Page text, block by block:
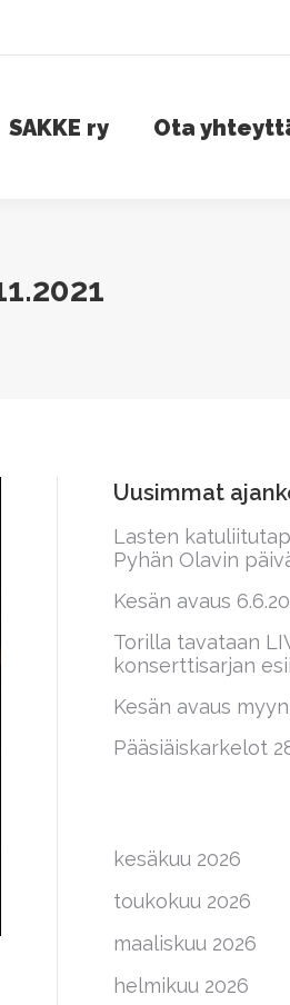
SAKKE ry Ota
Uusimmat
Lasten
Pyhän Olavin
Kesän avaus
Torilla tavataan
konserttisarjan
Kesän avaus
Pääsiäiskarkelot
kesäkuu 2026
toukokuu 2026
maaliskuu 2026
helmikuu 2026